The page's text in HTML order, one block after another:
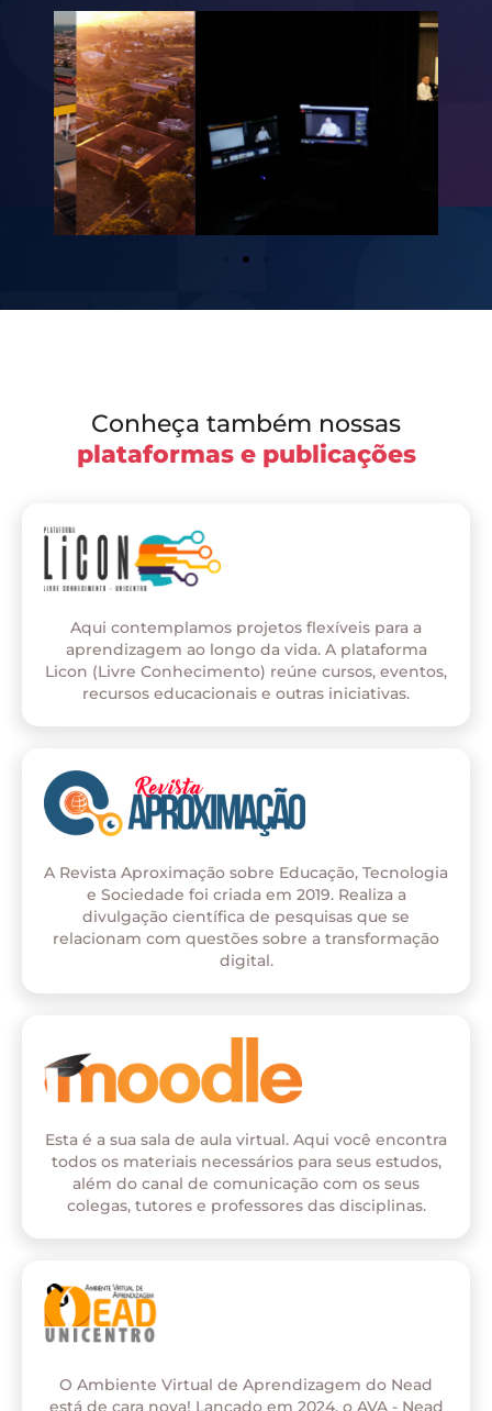
Conheça também nossas
plataformas e publicações
Aqui contemplamos projetos flexíveis para a
aprendizagem ao longo da vida. A plataforma
Licon (Livre Conhecimento) reúne cursos, eventos,
recursos educacionais e outras iniciativas.
A Revista Aproximação sobre Educação, Tecnologia
e Sociedade foi criada em 2019. Realiza a
divulgação científica de pesquisas que se
relacionam com questões sobre a transformação
digital.
Esta é a sua sala de aula virtual. Aqui você encontra
todos os materiais necessários para seus estudos,
além do canal de comunicação com os seus
colegas, tutores e professores das disciplinas.
O Ambiente Virtual de Aprendizagem do Nead
está de cara nova! Lançado em 2024, o AVA - Nead